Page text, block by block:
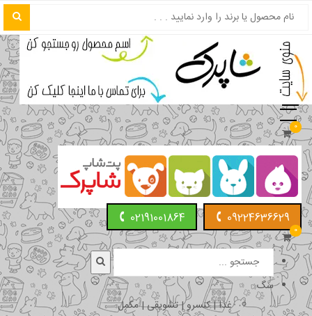
0
09224636629
02191001864
0
سگ
غذا | کنسرو | تشویقی | مکمل